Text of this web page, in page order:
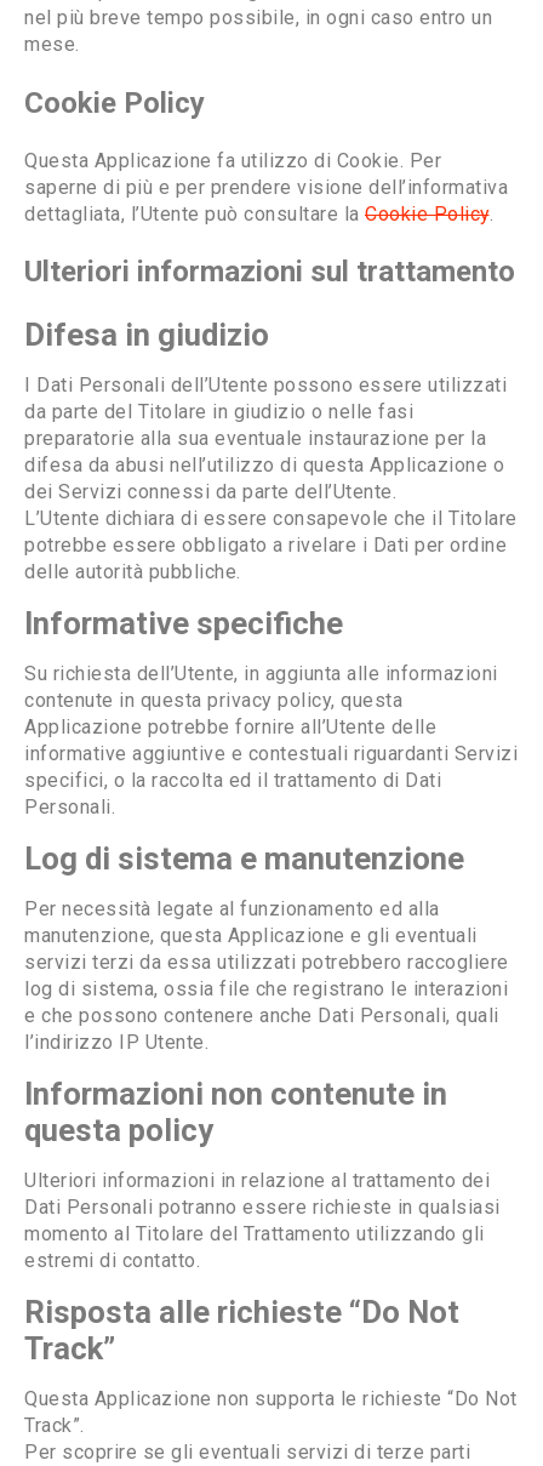
nel più breve tempo possibile, in ogni caso entro un
mese.
Cookie Policy
Questa Applicazione fa utilizzo di Cookie. Per
saperne di più e per prendere visione dell’informativa
dettagliata, l’Utente può consultare la Cookie Policy.
Ulteriori informazioni sul trattamento
Difesa in giudizio
I Dati Personali dell’Utente possono essere utilizzati
da parte del Titolare in giudizio o nelle fasi
preparatorie alla sua eventuale instaurazione per la
difesa da abusi nell’utilizzo di questa Applicazione o
dei Servizi connessi da parte dell’Utente.
L’Utente dichiara di essere consapevole che il Titolare
potrebbe essere obbligato a rivelare i Dati per ordine
delle autorità pubbliche.
Informative specifiche
Su richiesta dell’Utente, in aggiunta alle informazioni
contenute in questa privacy policy, questa
Applicazione potrebbe fornire all’Utente delle
informative aggiuntive e contestuali riguardanti Servizi
specifici, o la raccolta ed il trattamento di Dati
Personali.
Log di sistema e manutenzione
Per necessità legate al funzionamento ed alla
manutenzione, questa Applicazione e gli eventuali
servizi terzi da essa utilizzati potrebbero raccogliere
log di sistema, ossia file che registrano le interazioni
e che possono contenere anche Dati Personali, quali
l’indirizzo IP Utente.
Informazioni non contenute in
questa policy
Ulteriori informazioni in relazione al trattamento dei
Dati Personali potranno essere richieste in qualsiasi
momento al Titolare del Trattamento utilizzando gli
estremi di contatto.
Risposta alle richieste “Do Not
Track”
Questa Applicazione non supporta le richieste “Do Not
Track”.
Per scoprire se gli eventuali servizi di terze parti